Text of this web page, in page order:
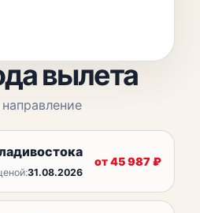
вылета
31.08.2026
от45 987 ₽